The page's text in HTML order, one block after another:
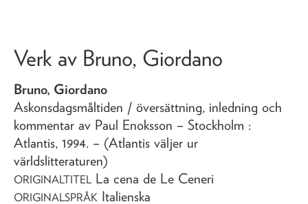
Verk av Bruno, Giordano
Bruno, Giordano
Askonsdagsmåltiden / översättning, inledning och
kommentar av Paul Enoksson – Stockholm :
Atlantis, 1994. – (Atlantis väljer ur
världslitteraturen)
ORIGINALTITEL La cena de Le Ceneri
ORIGINALSPRÅK Italienska